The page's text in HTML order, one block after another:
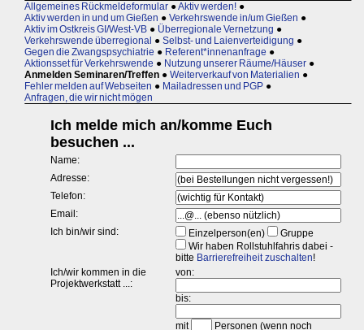
Allgemeines Rückmeldeformular ●Aktiv werden! ●
Aktiv werden in und um Gießen ● Verkehrswende in/um Gießen ●
Aktiv im Ostkreis GI/West-VB ● Überregionale Vernetzung ●
Verkehrswende überregional ● Selbst- und Laienverteidigung ●
Gegen die Zwangspsychiatrie ● Referent*innenanfrage ●
Aktionsset für Verkehrswende ● Nutzung unserer Räume/Häuser ●
Anmelden Seminaren/Treffen ● Weiterverkauf von Materialien ●
Fehler melden auf Webseiten ● Mailadressen und PGP ●
Anfragen, die wir nicht mögen